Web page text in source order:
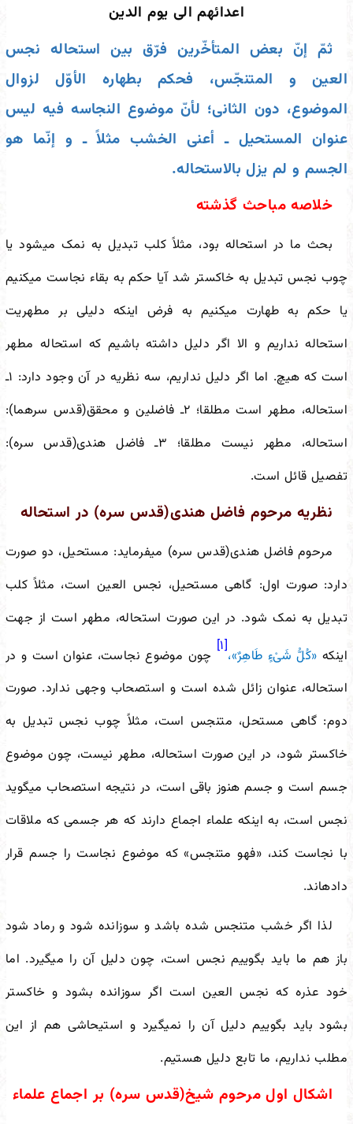
اعدائهم الی یوم الدین
ثمّ إنّ بعض المتأخّرین فرّق بین استحاله نجس
العین و المتنجّس، فحکم بطهاره الأوّل لزوال
الموضوع، دون الثانی؛ لأنّ موضوع النجاسه فیه لیس
عنوان المستحیل ـ أعنی الخشب مثلاً ـ و إنّما هو
الجسم و لم یزل بالاستحاله.
خلاصه مباحث گذشته
بحث ما در استحاله بود، مثلاً کلب تبدیل به نمک میشود یا
چوب نجس تبدیل به خاکستر شد آیا حکم به بقاء نجاست میکنیم
یا حکم به طهارت میکنیم به فرض اینکه دلیلی بر مطهریت
استحاله نداریم و الا اگر دلیل داشته باشیم که استحاله مطهر
است که هیچ. اما اگر دلیل نداریم، سه نظریه در آن وجود دارد: ۱ـ
استحاله، مطهر است مطلقا؛ ۲ـ فاضلین و محقق(قدس سرهما):
استحاله، مطهر نیست مطلقا؛ ۳ـ فاضل هندی(قدس سره):
تفصیل قائل است.
نظریه مرحوم فاضل هندی(قدس سره) در استحاله
مرحوم فاضل هندی(قدس سره) میفرماید: مستحیل، دو صورت
دارد: صورت اول: گاهی مستحیل، نجس العین است، مثلاً کلب
تبدیل به نمک شود. در این صورت استحاله، مطهر است از جهت
اینکه «کُلُّ شَیْ‌ءٍ طَاهِرٌ»،
[۱]
چون موضوع نجاست، عنوان است و در
استحاله، عنوان زائل شده است و استصحاب وجهی ندارد. صورت
دوم: گاهی مستحل، متنجس است، مثلاً چوب نجس تبدیل به
خاکستر شود، در این صورت استحاله، مطهر نیست، چون موضوع
جسم است و جسم هنوز باقی است، در نتیجه استصحاب میگوید
نجس است، به اینکه علماء اجماع دارند که هر جسمی که ملاقات
با نجاست کند، «فهو متنجس» که موضوع نجاست را جسم قرار
دادهاند.
لذا اگر خشب متنجس شده باشد و سوزانده شود و رماد شود
باز هم ما باید بگوییم نجس است، چون دلیل آن را میگیرد. اما
خود عذره که نجس العین است اگر سوزانده بشود و خاکستر
بشود باید بگوییم دلیل آن را نمیگیرد و استیحاشی هم از این
مطلب نداریم، ما تابع دلیل هستیم.
اشکال اول مرحوم شیخ(قدس سره) بر اجماع علماء